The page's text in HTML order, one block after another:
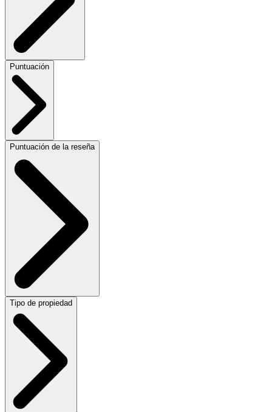
Puntuación
Puntuación de la reseña
Tipo de propiedad